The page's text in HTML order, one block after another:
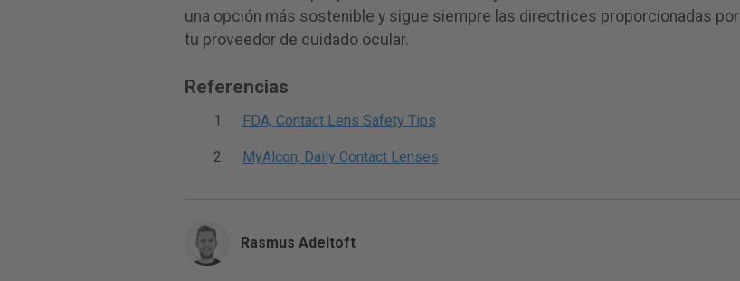
una opción más sostenible y sigue siempre las directrices proporcionadas por
tu proveedor de cuidado ocular.
Referencias
FDA, Contact Lens Safety Tips
MyAlcon, Daily Contact Lenses
Rasmus Adeltoft